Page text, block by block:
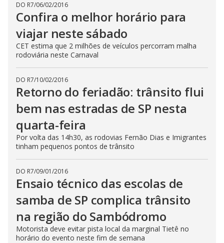
DO R7/06/02/2016
Confira o melhor horário para
viajar neste sábado
CET estima que 2 milhões de veículos percorram malha
rodoviária neste Carnaval
DO R7/10/02/2016
Retorno do feriadão: trânsito flui
bem nas estradas de SP nesta
quarta-feira
Por volta das 14h30, as rodovias Fernão Dias e Imigrantes
tinham pequenos pontos de trânsito
DO R7/09/01/2016
Ensaio técnico das escolas de
samba de SP complica trânsito
na região do Sambódromo
Motorista deve evitar pista local da marginal Tietê no
horário do evento neste fim de semana